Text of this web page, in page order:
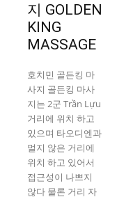
지 GOLDEN
KING
MASSAGE
호치민 골든킹 마
사지 골든킹 마사
지는 2군 Trần Lựu
거리에 위치 하고
있으며 타오디엔과
멀지 않은 거리에
위치 하고 있어서
접근성이 나쁘지
않다 물론 거리 자